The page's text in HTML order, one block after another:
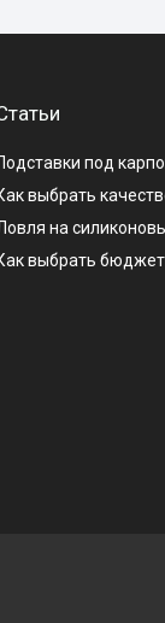
под
выбрать
на
выбрать